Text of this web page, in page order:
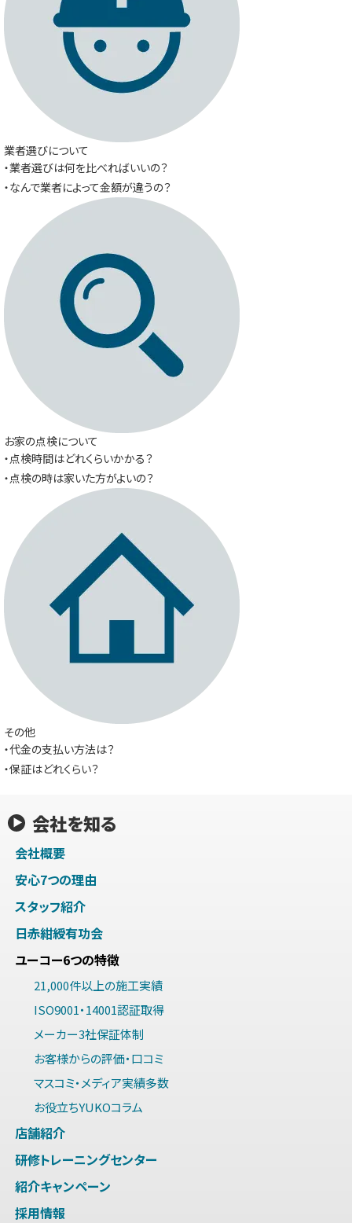
業者選びについて
・業者選びは何を比べればいいの？
・なんで業者によって金額が違うの？
お家の点検について
・点検時間はどれくらいかかる？
・点検の時は家いた方がよいの？
その他
・代金の支払い方法は？
・保証はどれくらい？
会社を知る
会社概要
安心7つの理由
スタッフ紹介
日赤紺綬有功会
ユーコー6つの特徴
21,000件以上の施工実績
ISO9001・14001認証取得
メーカー3社保証体制
お客様からの評価・口コミ
マスコミ・メディア実績多数
お役立ちYUKOコラム
店舗紹介
研修トレーニングセンター
紹介キャンペーン
採用情報